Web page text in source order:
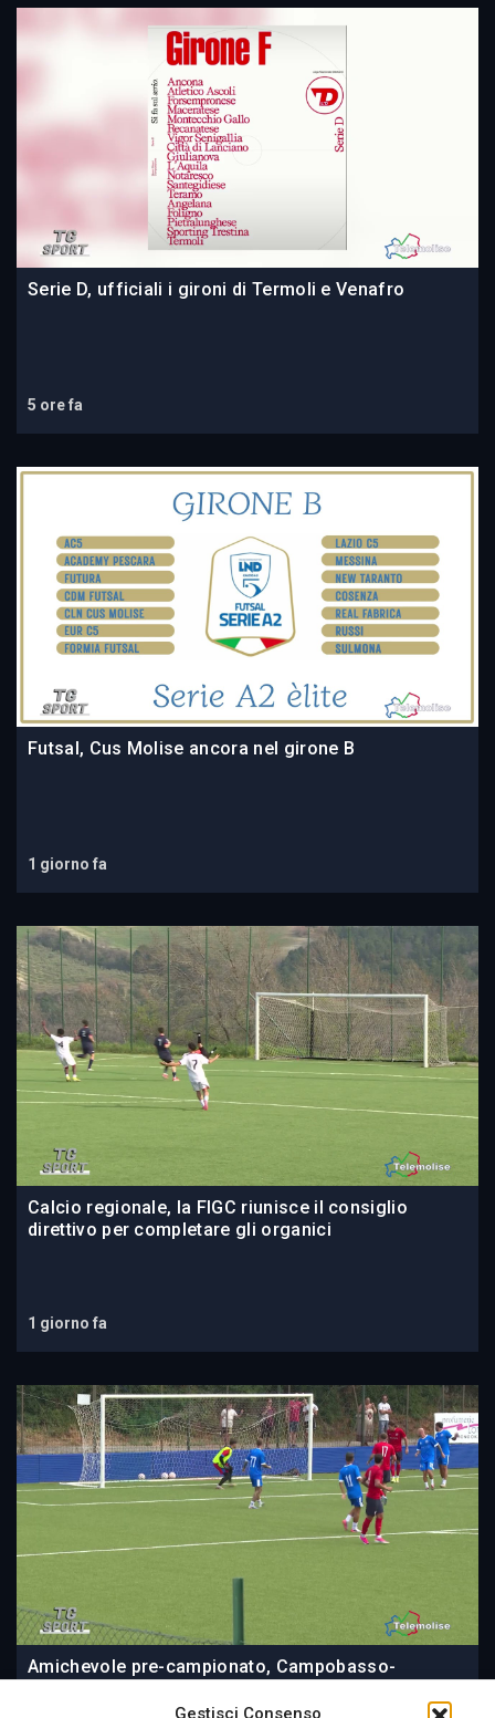
Gestisci Consenso
Serie D, ufficiali i gironi di Termoli e Venafro
5 ore fa
Futsal, Cus Molise ancora nel girone B
1 giorno fa
Calcio regionale, la FIGC riunisce il consiglio
direttivo per completare gli organici
1 giorno fa
Amichevole pre-campionato, Campobasso-